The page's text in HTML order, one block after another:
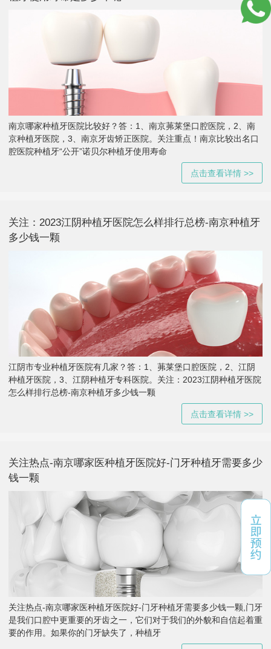
南京哪家种植牙医院比较好？答：1、南京茀莱堡口腔医院，2、南
京种植牙医院，3、南京牙齿矫正医院。关注重点！南京比较出名口
腔医院种植牙“公开”诺贝尔种植牙使用寿命
点击查看详情 >>
关注：2023江阴种植牙医院怎么样排行总榜-南京种植牙
多少钱一颗
江阴市专业种植牙医院有几家？答：1、茀莱堡口腔医院，2、江阴
种植牙医院，3、江阴种植牙专科医院。关注：2023江阴种植牙医院
怎么样排行总榜-南京种植牙多少钱一颗
点击查看详情 >>
关注热点-南京哪家医种植牙医院好-门牙种植牙需要多少
钱一颗
关注热点-南京哪家医种植牙医院好-门牙种植牙需要多少钱一颗,门牙
是我们口腔中更重要的牙齿之一，它们对于我们的外貌和自信起着重
要的作用。如果你的门牙缺失了，种植牙